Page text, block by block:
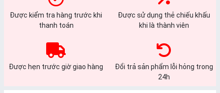
Được kiểm tra hàng trước khi
thanh toán
Được sử dụng thẻ chiếu khấu
khi là thành viên
Được hẹn trước giờ giao hàng
Đổi trả sản phẩm lỗi hỏng trong
24h